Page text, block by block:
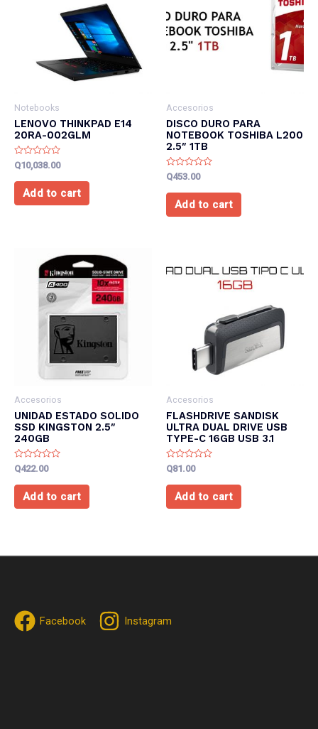
Notebooks
LENOVO THINKPAD E14
20RA-002GLM
Rated
0
out
Q10,038.00
Add to cart
Accesorios
DISCO DURO PARA
NOTEBOOK TOSHIBA L200
2.5″ 1TB
Rated
0
out
Q453.00
Add to cart
Accesorios
UNIDAD ESTADO SOLIDO
SSD KINGSTON 2.5″
240GB
Rated
0
out
Q422.00
Add to cart
Accesorios
FLASHDRIVE SANDISK
ULTRA DUAL DRIVE USB
TYPE-C 16GB USB 3.1
Rated
0
out
Q81.00
Add to cart
Facebook Instagram